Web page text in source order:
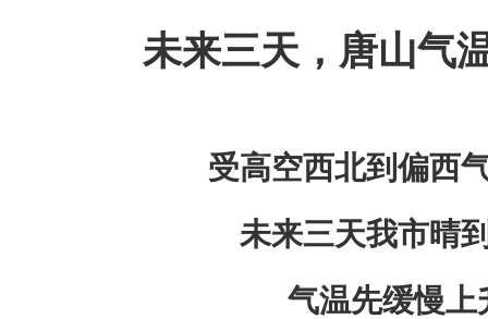
未来三天，唐山气
受高空西北到偏西
未来三天我市晴
气温先缓慢上